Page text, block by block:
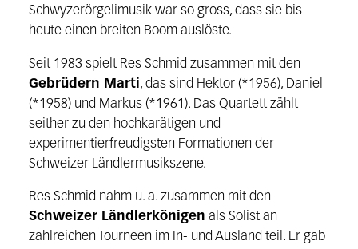
Schwyzerörgelimusik war so gross, dass sie bis
heute einen breiten Boom auslöste.
Seit 1983 spielt Res Schmid zusammen mit den
Gebrüdern Marti, das sind Hektor (*1956), Daniel
(*1958) und Markus (*1961). Das Quartett zählt
seither zu den hochkarätigen und
experimentierfreudigsten Formationen der
Schweizer Ländlermusikszene.
Res Schmid nahm u. a. zusammen mit den
Schweizer Ländlerkönigen als Solist an
zahlreichen Tourneen im In- und Ausland teil. Er gab